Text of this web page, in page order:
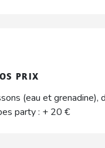
PRIX
(eau et grenadine),
party : + 20 €